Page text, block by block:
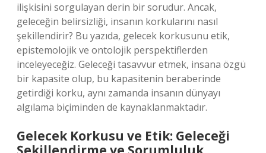
ilişkisini sorgulayan derin bir sorudur. Ancak,
geleceğin belirsizliği, insanın korkularını nasıl
şekillendirir? Bu yazıda, gelecek korkusunu etik,
epistemolojik ve ontolojik perspektiflerden
inceleyeceğiz. Geleceği tasavvur etmek, insana özgü
bir kapasite olup, bu kapasitenin beraberinde
getirdiği korku, aynı zamanda insanın dünyayı
algılama biçiminden de kaynaklanmaktadır.
Gelecek Korkusu ve Etik: Geleceği